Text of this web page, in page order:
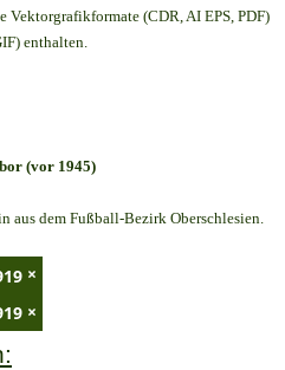
Vektorgrafikformate (CDR, AI EPS, PDF)
enthalten.
(vor 1945)
aus dem Fußball-Bezirk Oberschlesien.
×
×